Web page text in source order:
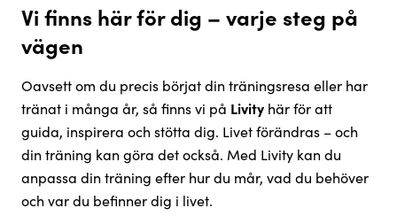
Vi finns här för dig – varje steg på
vägen
Oavsett om du precis börjat din träningsresa eller har
tränat i många år, så finns vi på Livity här för att
guida, inspirera och stötta dig. Livet förändras – och
din träning kan göra det också. Med Livity kan du
anpassa din träning efter hur du mår, vad du behöver
och var du befinner dig i livet.